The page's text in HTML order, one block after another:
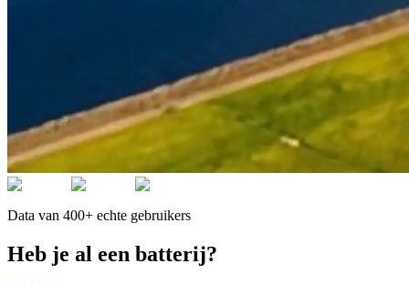
Data van 400+ echte gebruikers
Heb je al een batterij?